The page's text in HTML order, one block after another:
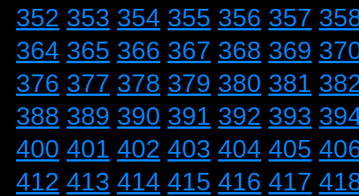
352 353 354 355 356 357
364 365 366 367 368 369
376 377 378 379 380 381
388 389 390 391 392 393
400 401 402 403 404 405
412 413 414 415 416 417